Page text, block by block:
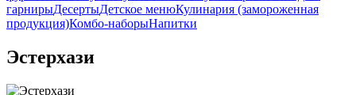
гарнирыДесертыДетское менюКулинария (замороженная
продукция)Комбо-наборыНапитки
Эстерхази